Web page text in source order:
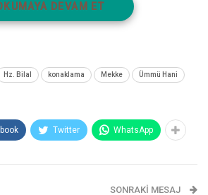
mı?”
bir evin çatısı altına girmedi ve
etmedi!
için Ebtah’ta, deriden mamul kırmızı bir
içine giren Habîbullah (sallallahu aleyhi
onun “Ehad! Ehad!” sesleriyle
DEVAM ET
Hz. Bilal konaklama Mekke Ümmü Hani
Twitter WhatsApp
SONRAKI MESAJ